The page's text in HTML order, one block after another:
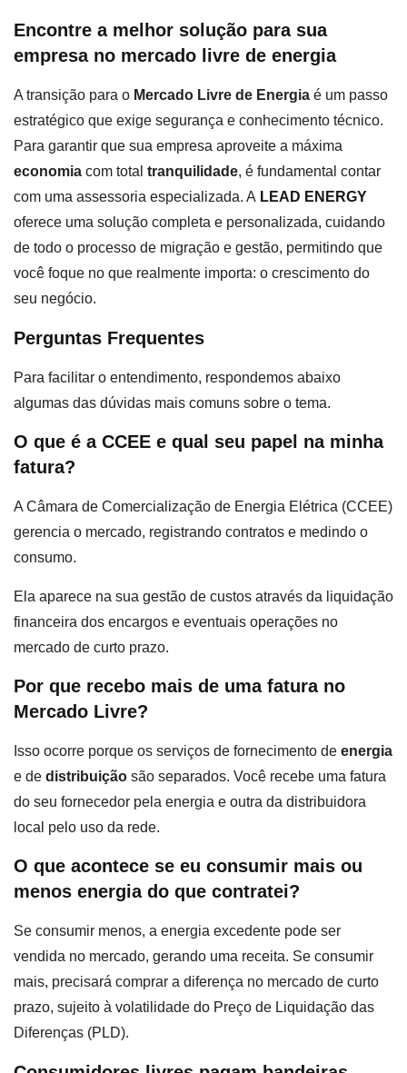
Encontre a melhor solução para sua
empresa no mercado livre de energia
A transição para o Mercado Livre de Energia é um passo
estratégico que exige segurança e conhecimento técnico.
Para garantir que sua empresa aproveite a máxima
economia com total tranquilidade, é fundamental contar
com uma assessoria especializada. A LEAD ENERGY
oferece uma solução completa e personalizada, cuidando
de todo o processo de migração e gestão, permitindo que
você foque no que realmente importa: o crescimento do
seu negócio.
Perguntas Frequentes
Para facilitar o entendimento, respondemos abaixo
algumas das dúvidas mais comuns sobre o tema.
O que é a CCEE e qual seu papel na minha
fatura?
A Câmara de Comercialização de Energia Elétrica (CCEE)
gerencia o mercado, registrando contratos e medindo o
consumo.
Ela aparece na sua gestão de custos através da liquidação
financeira dos encargos e eventuais operações no
mercado de curto prazo.
Por que recebo mais de uma fatura no
Mercado Livre?
Isso ocorre porque os serviços de fornecimento de energia
e de distribuição são separados. Você recebe uma fatura
do seu fornecedor pela energia e outra da distribuidora
local pelo uso da rede.
O que acontece se eu consumir mais ou
menos energia do que contratei?
Se consumir menos, a energia excedente pode ser
vendida no mercado, gerando uma receita. Se consumir
mais, precisará comprar a diferença no mercado de curto
prazo, sujeito à volatilidade do Preço de Liquidação das
Diferenças (PLD).